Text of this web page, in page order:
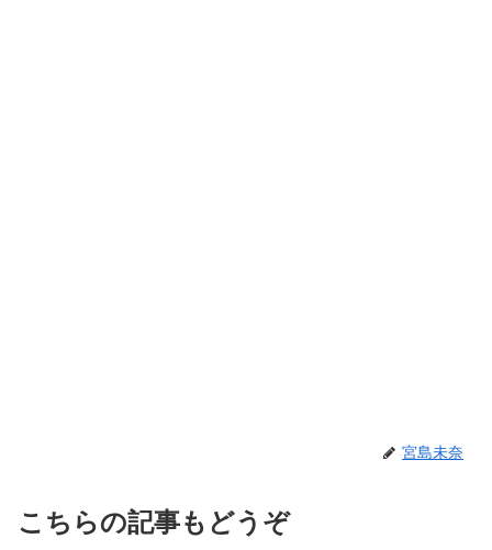
宮島未奈
こちらの記事もどうぞ